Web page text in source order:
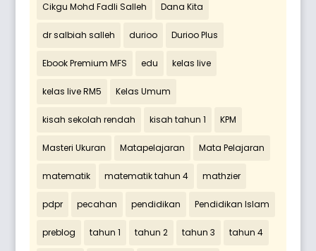
Cikgu Mohd Fadli Salleh Dana Kita
dr salbiah salleh durioo Durioo Plus
Ebook Premium MFS edu kelas live
kelas live RM5 Kelas Umum
kisah sekolah rendah kisah tahun 1 KPM
Masteri Ukuran Matapelajaran Mata Pelajaran
matematik matematik tahun 4 mathzier
pdpr pecahan pendidikan Pendidikan Islam
preblog tahun 1 tahun 2 tahun 3 tahun 4